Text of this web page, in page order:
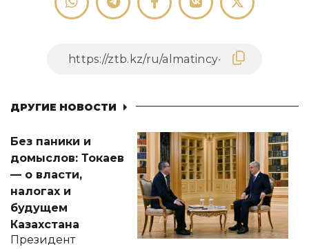
ДРУГИЕ НОВОСТИ
Без паники и
домыслов: Токаев
— о власти,
налогах и
будущем
Казахстана
Президент